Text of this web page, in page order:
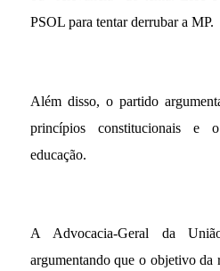
PSOL para tentar derrubar a MP.
Além disso, o partido
princípios constitucionais e
educação.
A Advocacia-Geral da
argumentando que o objetivo da